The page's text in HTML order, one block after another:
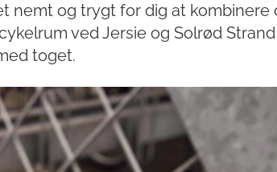
nemt og trygt for dig at kombinere
ved Jersie og Solrød
toget.